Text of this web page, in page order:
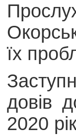
їх
довів
2020